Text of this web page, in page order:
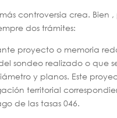
controversia crea. Bien
dos trámites:
proyecto o memoria
sondeo realizado o que
y planos. Este
territorial
de las tasas 046.